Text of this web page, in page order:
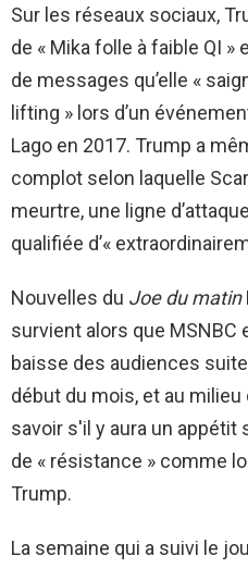
Sur les réseaux sociaux,
de « Mika folle à faible QI
de messages qu’elle «
lifting » lors d’un
Lago en 2017. Trump a
complot selon laquelle
meurtre, une ligne
qualifiée d’«
Nouvelles du Joe du matin
survient alors que MSNBC
baisse des audiences
début du mois, et au
savoir s'il y aura un appétit
de « résistance » comme
Trump.
La semaine qui a suivi le